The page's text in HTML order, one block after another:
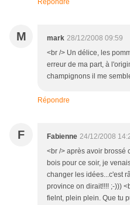
Répondre
M mark 28/12/2008 09:59
<br /> Un délice, les
erreur de ma part, à
champignons il me
Répondre
F Fabienne 24/12/2008
<br /> après avoir brossé
bois pour ce soir, je
changer les idées...c'est
province on dirait!!!! ;-)))
fielnt, plein plein. Que tu